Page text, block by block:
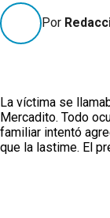
Por
La víctima se
Mercadito. Todo
familiar intentó
que la lastime. El